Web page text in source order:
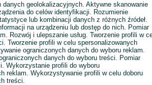
danych geolokalizacyjnych. Aktywne skanowanie
do celów identyfikacji. Rozumienie
lub kombinacji danych z różnych źródeł.
na urządzeniu lub dostęp do nich. Pomiar
Rozwój i ulepszanie usług. Tworzenie profili w
Tworzenie profili w celu spersonalizowanych
ograniczonych danych do wyboru reklam.
danych do wyboru treści. Pomiar
Wykorzystanie profili do wyboru
reklam. Wykorzystywanie profili w celu doboru
treści.